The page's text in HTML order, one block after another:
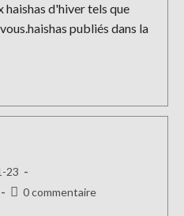
d'hiver tels que
publiés dans la
23
Commentaires
0 commentaire